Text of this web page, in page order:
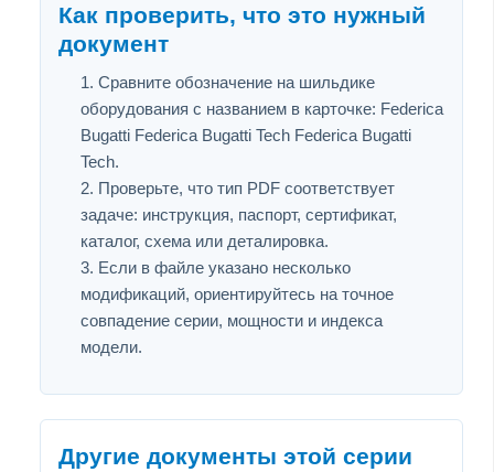
Как проверить, что это нужный
документ
Сравните обозначение на шильдике
оборудования с названием в карточке: Federica
Bugatti Federica Bugatti Tech Federica Bugatti
Tech.
Проверьте, что тип PDF соответствует
задаче: инструкция, паспорт, сертификат,
каталог, схема или деталировка.
Если в файле указано несколько
модификаций, ориентируйтесь на точное
совпадение серии, мощности и индекса
модели.
Другие документы этой серии